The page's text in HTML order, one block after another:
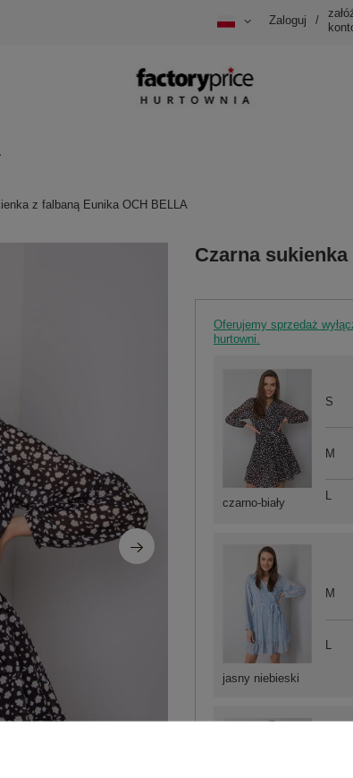
Zaloguj /
z falbaną Eunika OCH BELLA
Czarna
Oferujemy sprzedaż
hurtowni.
jasny niebieski
M
L
czarno-biały
S
M
L